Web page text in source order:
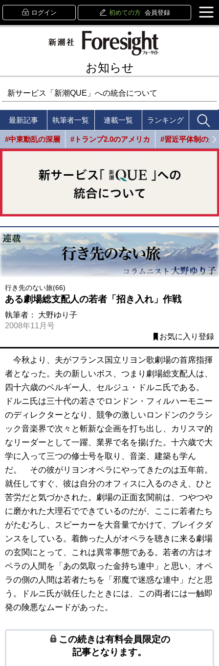
ログイン 初めての方 会員登録
お知らせ
新サービス「新潮QUE」への統合について
最新記事 執筆者一覧 連載一覧 ランキング
#中東動乱の深層 #トランプ2.0のアメリカ #習近平体制の光
行き先のない旅(66)
ある劇場総支配人の若者「招き入れ」作戦
執筆者： 大野ゆり子
2008年11月号
お気に入り登録
今秋より、夫がフランス国立リヨン歌劇場の首席指揮
者となった。夫の新しいボス、つまり劇場総支配人は、
四十六歳のベルギー人、セルジュ・ドルニ氏である。
ドルニ氏は三十代の若さでロンドン・フィルハーモニー
のディレクターとなり、競争の激しいロンドンのクラシ
ック音楽界で次々と斬新な企画を打ち出し、カリスマ的
なリーダーとして一躍、業界で名を揚げた。十六歳で大
学に入って三つの修士号を取り、音楽、建築も学ん
だ。 その彼がリヨンオペラにやってきたのは五年前。
就任してすぐ、彼は自分のオフィスに入るのさえ、ひと
苦労だと気づかされた。劇場の正面玄関前は、つやつや
に磨かれた大理石でできているのだが、ここに若者たち
がたむろし、スピーカーを大音量でかけて、ブレイクダ
ンスをしている。着飾った人がオペラを聴きに来る劇場
の玄関にとって、これは異常事態である。若者の方はオ
ペラの人間を「あの気取った金持ち連中」と思い、オペ
ラの側の人間は若者たちを「邪魔で迷惑な連中」だと思
う。ドルニ氏が就任したときには、この両者には一触即
発の険悪なムードがあった。
この続きは有料会員限定の
記事となります。